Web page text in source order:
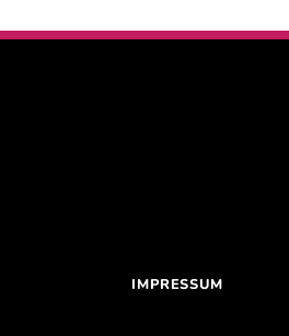
IMPRESSUM